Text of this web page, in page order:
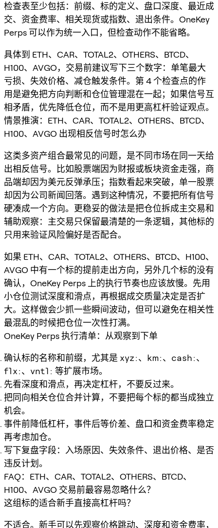
检查表至少包括：前缀、标的定义、盘口深度、最近成
交、资金费率、相关现货或指数、退出条件。OneKey
Perps 可以作为统一入口，但检查动作不能省略。
具体到 ETH、CAR、TOTAL2、OTHERS、BTCD、
H100、AVGO，交易前建议写下三个数字：单笔最大
亏损、失效价格、减仓触发条件。第 4 个检查点的作
用是避免把方向判断和仓位管理混在一起；如果信号互
相矛盾，优先降低仓位，而不是用更高杠杆验证观点。
情景推演：ETH、CAR、TOTAL2、OTHERS、BTCD、
H100、AVGO 出现相反信号时怎么办
这类多资产组合最常见的问题，是不同市场在同一天给
出相反信号。比如股票端因为财报或板块资金走强，商
品端却因为美元反弹承压；指数看起来突破，单一股票
却因为公司新闻回落。遇到这种情况，不要把所有信号
硬凑成一个方向。更稳妥的做法是把仓位拆成主交易和
辅助观察：主交易只保留最清楚的一条逻辑，其他标的
只用来验证风险偏好是否配合。
如果 ETH、CAR、TOTAL2、OTHERS、BTCD、H100、
AVGO 中有一个标的提前走出方向，另外几个标的没有
确认，OneKey Perps 上的执行节奏也应该放慢。先用
小仓位测试深度和滑点，再根据成交质量决定是否扩
大。这样做会少抓一些瞬间波动，但可以避免在相关性
最混乱的时候把仓位一次性打满。
OneKey Perps 执行清单：从观察到下单
确认标的名称和前缀，尤其是 xyz:、 km:、 cash:、
flx:、 vntl: 等扩展市场。
先看深度和滑点，再决定杠杆，不要反过来。
把同向相关仓位合并计算，不要把每个标的都当成独立
机会。
事件前降低杠杆，事件后等价差、盘口和资金费率稳定
再考虑加仓。
写下复盘字段：入场原因、失效条件、退出价格、是否
违反计划。
FAQ：ETH、CAR、TOTAL2、OTHERS、BTCD、
H100、AVGO 交易前最容易忽略什么？
这组标的适合新手直接高杠杆吗？
不适合。新手可以先观察价格跳动、深度和资金费率，